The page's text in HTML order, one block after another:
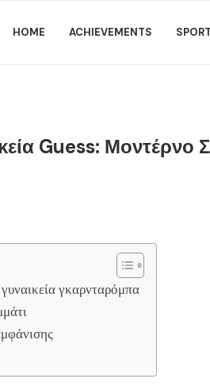
HOME ACHIEVEMENTS
Guess: Μοντέρνο
γκαρνταρόμπα